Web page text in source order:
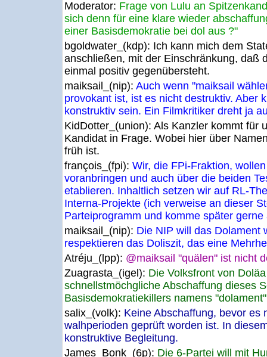
Moderator: Frage von Lulu an
sich denn für eine klare wieder
einer Basisdemokratie bei dol aus ?"
bgoldwater_(kdp): Ich kann mich dem
anschließen, mit der Einschränkung, daß
einmal positiv gegenübersteht.
maiksail_(nip): Auch wenn "maiksail
provokant ist, ist es nicht destruktiv. Aber
konstruktiv sein. Ein Filmkritiker dreht ja
KidDotter_(union): Als Kanzler kommt für
Kandidat in Frage. Wobei hier über
früh ist.
françois_(fpi): Wir, die FPi-Fraktion,
voranbringen und auch über die beiden
etablieren. Inhaltlich setzen wir auf RL-
Interna-Projekte (ich verweise an dieser
Parteiprogramm und komme später
maiksail_(nip): Die NIP will das Dolament
respektieren das Doliszit, das eine
Atréju_(lpp): @maiksail "quälen" ist nicht
Zuagrasta_(igel): Die Volksfront von
schnellstmöchgliche Abschaffung dieses
Basisdemokratiekillers namens
salix_(volk): Keine Abschaffung, bevor es
walhperioden geprüft worden ist. In
konstruktive Begleitung.
James_Bonk_(6p): Die 6-Partei will mit